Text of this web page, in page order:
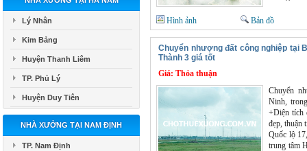
Lý Nhân
Kim Bảng
Huyện Thanh Liêm
TP. Phủ Lý
Huyện Duy Tiên
NHÀ XƯỞNG TẠI NAM ĐỊNH
TP. Nam Định
130km
trí cực đẹp
vào sử
xây dựng
Hình ảnh Bản đồ
Chuyển nhượng đất công nghiệp tại
Thành 3 giá tốt
Giá: Thỏa thuận
Chuyển
Ninh,
+Diện tích
đẹp, thuận
Quốc lộ
trung tâm